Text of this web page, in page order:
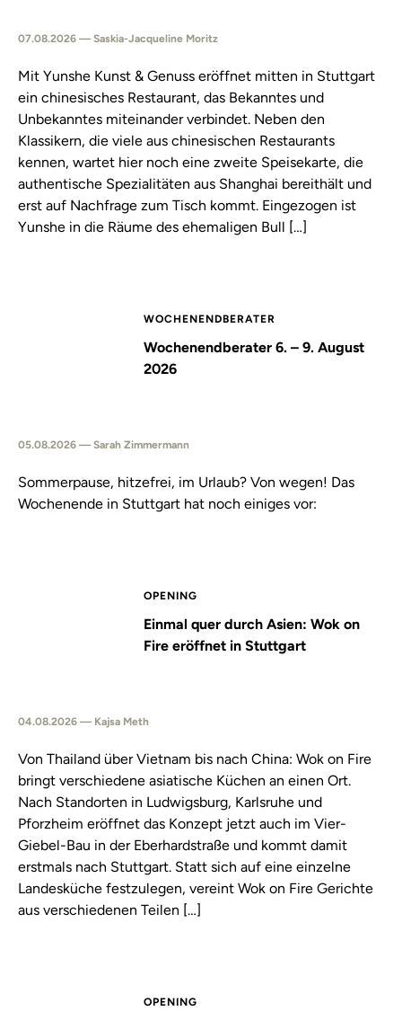
07.08.2026 — Saskia-Jacqueline Moritz
Mit Yunshe Kunst & Genuss eröffnet mitten in Stuttgart
ein chinesisches Restaurant, das Bekanntes und
Unbekanntes miteinander verbindet. Neben den
Klassikern, die viele aus chinesischen Restaurants
kennen, wartet hier noch eine zweite Speisekarte, die
authentische Spezialitäten aus Shanghai bereithält und
erst auf Nachfrage zum Tisch kommt. Eingezogen ist
Yunshe in die Räume des ehemaligen Bull […]
WOCHENENDBERATER
Wochenendberater 6. – 9. August
2026
05.08.2026 — Sarah Zimmermann
Sommerpause, hitzefrei, im Urlaub? Von wegen! Das
Wochenende in Stuttgart hat noch einiges vor:
OPENING
Einmal quer durch Asien: Wok on
Fire eröffnet in Stuttgart
04.08.2026 — Kajsa Meth
Von Thailand über Vietnam bis nach China: Wok on Fire
bringt verschiedene asiatische Küchen an einen Ort.
Nach Standorten in Ludwigsburg, Karlsruhe und
Pforzheim eröffnet das Konzept jetzt auch im Vier-
Giebel-Bau in der Eberhardstraße und kommt damit
erstmals nach Stuttgart. Statt sich auf eine einzelne
Landesküche festzulegen, vereint Wok on Fire Gerichte
aus verschiedenen Teilen […]
OPENING